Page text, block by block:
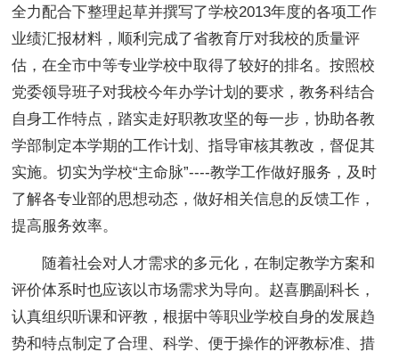
全力配合下整理起草并撰写了学校2013年度的各项工作
业绩汇报材料，顺利完成了省教育厅对我校的质量评
估，在全市中等专业学校中取得了较好的排名。按照校
党委领导班子对我校今年办学计划的要求，教务科结合
自身工作特点，踏实走好职教攻坚的每一步，协助各教
学部制定本学期的工作计划、指导审核其教改，督促其
实施。切实为学校“主命脉”----教学工作做好服务，及时
了解各专业部的思想动态，做好相关信息的反馈工作，
提高服务效率。
随着社会对人才需求的多元化，在制定教学方案和
评价体系时也应该以市场需求为导向。赵喜鹏副科长，
认真组织听课和评教，根据中等职业学校自身的发展趋
势和特点制定了合理、科学、便于操作的评教标准、措